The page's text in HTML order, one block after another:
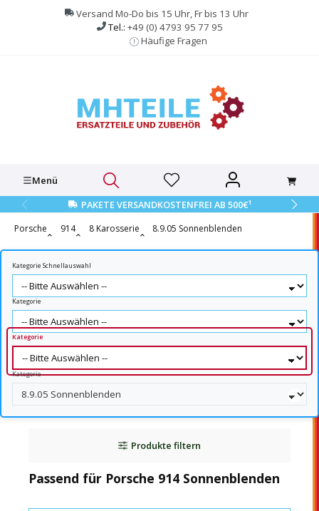
springen
Versand Mo-Do bis 15 Uhr, Fr bis 13 Uhr
Tel.: +49 (0) 4793 95 77 95
Häufige Fragen
Menü
PAKETE VERSANDKOSTENFREI AB 500€1
Porsche 914 8 Karosserie 8.9.05 Sonnenblenden
Kategorie Schnellauswahl
Kategorie
Kategorie
Kategorie
Produkte filtern
Passend für Porsche 914 Sonnenblenden